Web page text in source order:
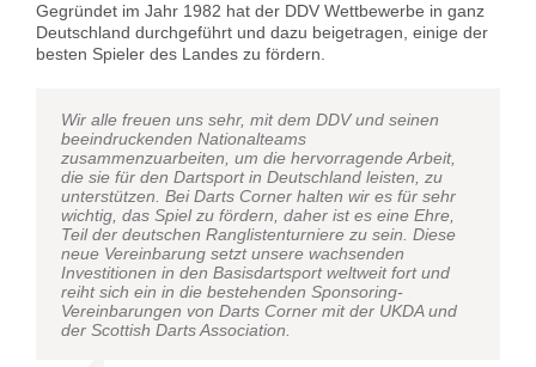
Gegründet im Jahr 1982 hat der DDV Wettbewerbe in ganz
Deutschland durchgeführt und dazu beigetragen, einige der
besten Spieler des Landes zu fördern.
Wir alle freuen uns sehr, mit dem DDV und seinen
beeindruckenden Nationalteams
zusammenzuarbeiten, um die hervorragende Arbeit,
die sie für den Dartsport in Deutschland leisten, zu
unterstützen. Bei Darts Corner halten wir es für sehr
wichtig, das Spiel zu fördern, daher ist es eine Ehre,
Teil der deutschen Ranglistenturniere zu sein. Diese
neue Vereinbarung setzt unsere wachsenden
Investitionen in den Basisdartsport weltweit fort und
reiht sich ein in die bestehenden Sponsoring-
Vereinbarungen von Darts Corner mit der UKDA und
der Scottish Darts Association.